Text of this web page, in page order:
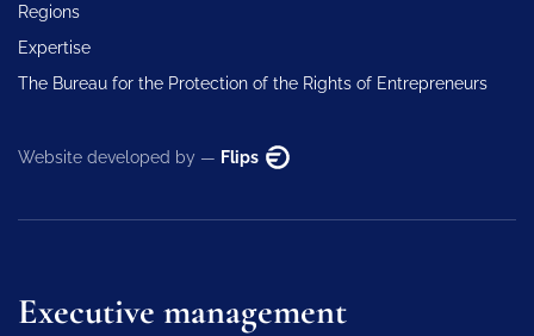
Regions
Expertise
The Bureau for the Protection of the Rights of Entrepreneurs
Website developed by — Flips
Executive management